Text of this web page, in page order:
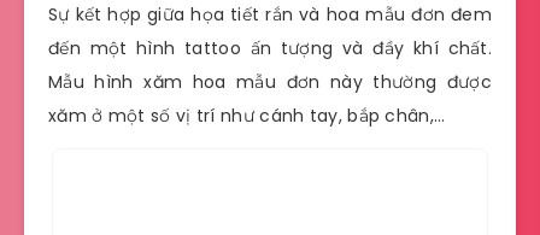
Sự kết hợp giữa họa tiết rắn và hoa mẫu đơn đem
đến một hình tattoo ấn tượng và đầy khí chất.
Mẫu hình xăm hoa mẫu đơn này thường được
xăm ở một số vị trí như cánh tay, bắp chân,…